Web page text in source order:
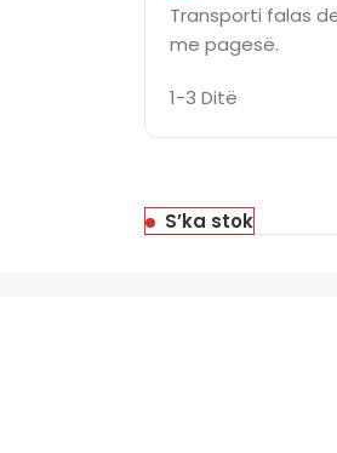
Transporti falas
me pagesë.
1-3 Ditë
S’ka stok